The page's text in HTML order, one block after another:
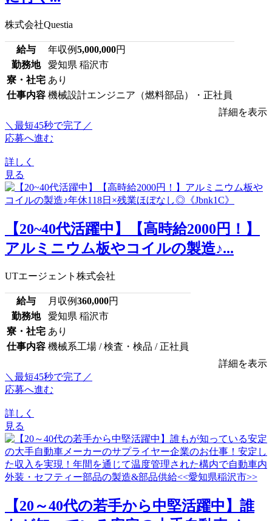
株式会社Questia
給与 年収例5,000,000円
勤務地
愛知県 稲沢市
寮・社宅 あり
仕事内容 機械設計エンジニア（燃料部品）・正社員
詳細を表示
＼最短45秒で完了／
応募へ進む
詳しく
見る
【20~40代活躍中】【高時給2000円！】
アルミニウム板やコイルの製造♪...
UTエージェント株式会社
給与 月収例360,000円
勤務地
愛知県 稲沢市
寮・社宅 あり
仕事内容 機械系工場 / 検査・検品 / 正社員
詳細を表示
＼最短45秒で完了／
応募へ進む
詳しく
見る
【20～40代の若手から中堅活躍中】誰